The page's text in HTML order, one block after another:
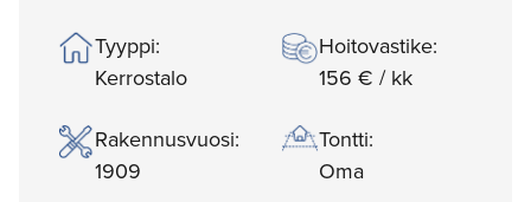
Tyyppi:
Kerrostalo
Hoitovastike:
156 € / kk
Rakennusvuosi:
1909
Tontti:
Oma